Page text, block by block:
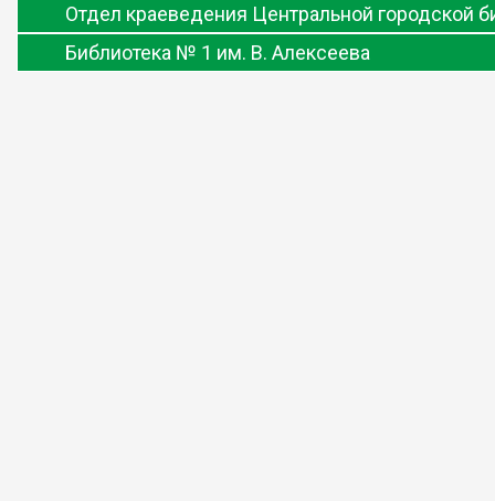
Отдел краеведения Центральной городской
Библиотека № 1 им. В. Алексеева